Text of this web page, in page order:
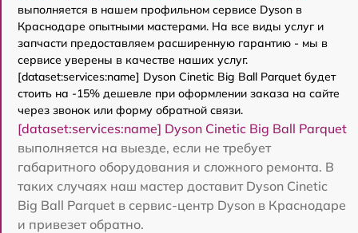
выполняется в нашем профильном сервисе Dyson в
Краснодаре опытными мастерами. На все виды услуг и
запчасти предоставляем расширенную гарантию - мы в
сервисе уверены в качестве наших услуг.
[dataset:services:name] Dyson Cinetic Big Ball Parquet будет
стоить на -15% дешевле при оформлении заказа на сайте
через звонок или форму обратной связи.
[dataset:services:name] Dyson Cinetic Big Ball Parquet
выполняется на выезде, если не требует
габаритного оборудования и сложного ремонта. В
таких случаях наш мастер доставит Dyson Cinetic
Big Ball Parquet в сервис-центр Dyson в Краснодаре
и привезет обратно.